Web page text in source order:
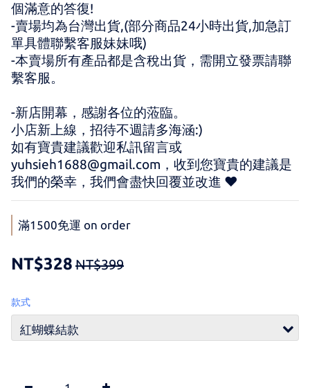
個滿意的答復!
-賣場均為台灣出貨,(部分商品24小時出貨,加急訂
單具體聯繫客服妹妹哦)
-本賣場所有產品都是含稅出貨，需開立發票請聯
繫客服。
-新店開幕，感謝各位的蒞臨。
小店新上線，招待不週請多海涵:)
如有寶貴建議歡迎私訊留言或
yuhsieh1688@gmail.com，收到您寶貴的建議是
我們的榮幸，我們會盡快回覆並改進 ♥
滿1500免運 on order
NT$328 NT$399
款式